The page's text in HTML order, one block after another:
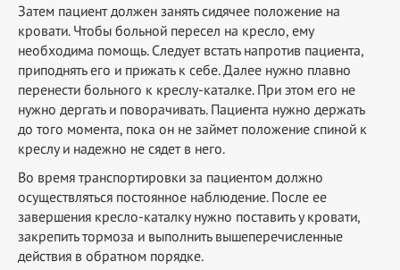
Затем пациент должен занять сидячее положение на
кровати. Чтобы больной пересел на кресло, ему
необходима помощь. Следует встать напротив пациента,
приподнять его и прижать к себе. Далее нужно плавно
перенести больного к креслу-каталке. При этом его не
нужно дергать и поворачивать. Пациента нужно держать
до того момента, пока он не займет положение спиной к
креслу и надежно не сядет в него.
Во время транспортировки за пациентом должно
осуществляться постоянное наблюдение. После ее
завершения кресло-каталку нужно поставить у кровати,
закрепить тормоза и выполнить вышеперечисленные
действия в обратном порядке.